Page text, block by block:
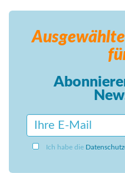
Ich habe die